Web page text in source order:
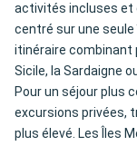
activités incluses et
centré sur une seule
itinéraire combinant
Sicile, la Sardaigne
Pour un séjour plus
excursions privées,
plus élevé. Les Îles